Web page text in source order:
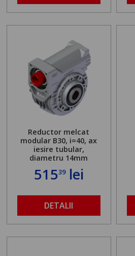
Reductor melcat
modular B30, i=40, ax
iesire tubular,
diametru 14mm
51539lei
DETALII